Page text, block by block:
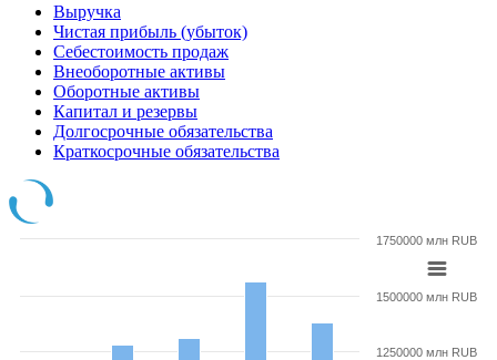
Выручка
Чистая прибыль (убыток)
Себестоимость продаж
Внеоборотные активы
Оборотные активы
Капитал и резервы
Долгосрочные обязательства
Краткосрочные обязательства
1250000 млн RUB
1500000 млн RUB
1750000 млн RUB